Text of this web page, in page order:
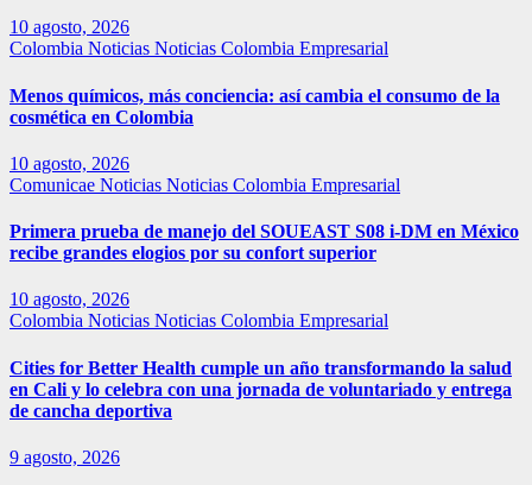
10 agosto, 2026
Colombia Noticias Noticias Colombia Empresarial
Menos químicos, más conciencia: así cambia el consumo de la
cosmética en Colombia
10 agosto, 2026
Comunicae Noticias Noticias Colombia Empresarial
Primera prueba de manejo del SOUEAST S08 i-DM en México
recibe grandes elogios por su confort superior
10 agosto, 2026
Colombia Noticias Noticias Colombia Empresarial
Cities for Better Health cumple un año transformando la salud
en Cali y lo celebra con una jornada de voluntariado y entrega
de cancha deportiva
9 agosto, 2026